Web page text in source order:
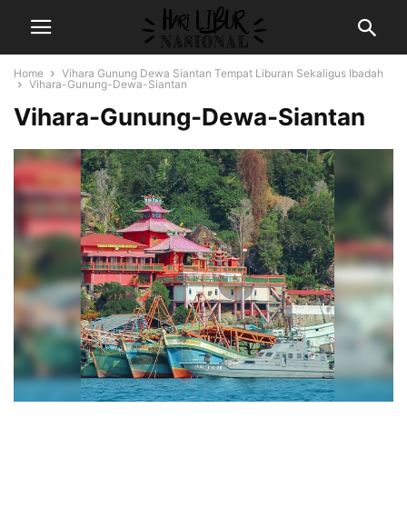
Home
Vihara Gunung Dewa Siantan Tempat Liburan Sekaligus Ibadah
Vihara-Gunung-Dewa-Siantan
Vihara-Gunung-Dewa-Siantan